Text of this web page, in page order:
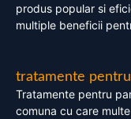
produs popular si
multiple beneficii
tratamente
Tratamente pentru
comuna cu care